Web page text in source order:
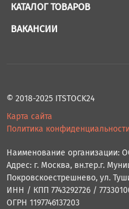
КАТАЛОГ ТОВАРОВ
ВАКАНСИИ
© 2018-2025 ITSTOCK24
Карта сайта
Политика конфиденциальности
Наименование организации:
Адрес: г. Москва, вн.тер.г.
Покровскоестрешнево, ул.
ИНН / КПП 7743292726 /
ОГРН 1197746137203